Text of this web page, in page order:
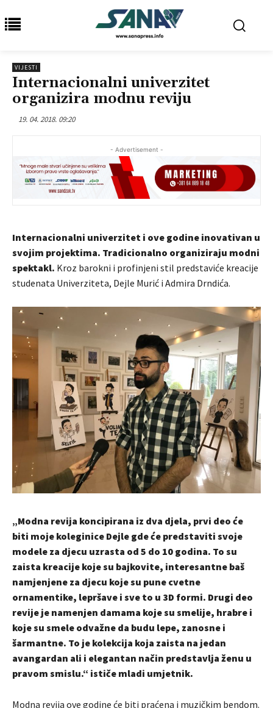
VIJESTI
Internacionalni univerzitet
organizira modnu reviju
19. 04. 2018. 09:20
- Advertisement -
Internacionalni univerzitet i ove godine inovativan u
svojim projektima. Tradicionalno organiziraju modni
spektakl. Kroz barokni i profinjeni stil predstaviće kreacije
studenata Univerziteta, Dejle Murić i Admira Drndića.
„Modna revija koncipirana iz dva djela, prvi deo će
biti moje koleginice Dejle gde će predstaviti svoje
modele za djecu uzrasta od 5 do 10 godina. To su
zaista kreacije koje su bajkovite, interesantne baš
namjenjene za djecu koje su pune cvetne
ornamentike, lepršave i sve to u 3D formi. Drugi deo
revije je namenjen damama koje su smelije, hrabre i
koje su smele odvažne da budu lepe, zanosne i
šarmantne. To je kolekcija koja zaista na jedan
avangardan ali i elegantan način predstavlja ženu u
pravom smislu.“ ističe mladi umjetnik.
Modna revija ove godine će biti praćena i muzičkim bendom.